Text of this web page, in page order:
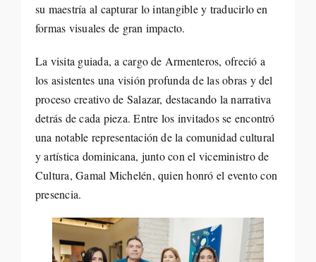
su maestría al capturar lo intangible y traducirlo en
formas visuales de gran impacto.
La visita guiada, a cargo de Armenteros, ofreció a
los asistentes una visión profunda de las obras y del
proceso creativo de Salazar, destacando la narrativa
detrás de cada pieza. Entre los invitados se encontró
una notable representación de la comunidad cultural
y artística dominicana, junto con el viceministro de
Cultura, Gamal Michelén, quien honró el evento con
presencia.